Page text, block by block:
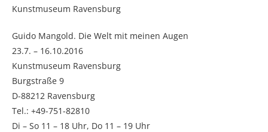
Kunstmuseum Ravensburg
Guido Mangold. Die Welt mit meinen Augen
23.7. – 16.10.2016
Kunstmuseum Ravensburg
Burgstraße 9
D-88212 Ravensburg
Tel.: +49-751-82810
Di – So 11 – 18 Uhr, Do 11 – 19 Uhr